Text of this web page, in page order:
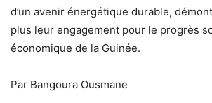
d’un avenir énergétique durable,
plus leur engagement pour le progrès
économique de la Guinée.
Par Bangoura Ousmane